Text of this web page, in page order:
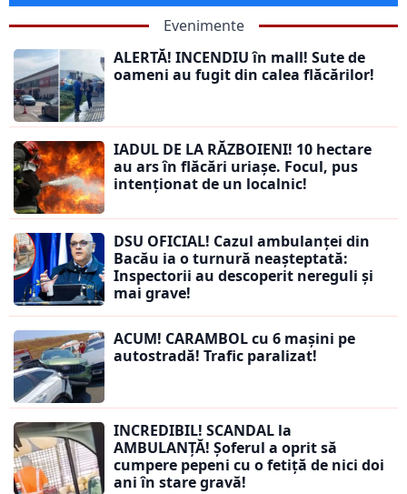
Evenimente
ALERTĂ! INCENDIU în mall! Sute de
oameni au fugit din calea flăcărilor!
IADUL DE LA RĂZBOIENI! 10 hectare
au ars în flăcări uriașe. Focul, pus
intenționat de un localnic!
DSU OFICIAL! Cazul ambulanței din
Bacău ia o turnură neașteptată:
Inspectorii au descoperit nereguli și
mai grave!
ACUM! CARAMBOL cu 6 mașini pe
autostradă! Trafic paralizat!
INCREDIBIL! SCANDAL la
AMBULANȚĂ! Șoferul a oprit să
cumpere pepeni cu o fetiță de nici doi
ani în stare gravă!